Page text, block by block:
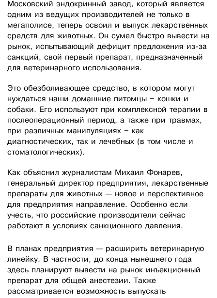
Московский эндокринный завод, который является
одним из ведущих производителей не только в
мегаполисе, теперь освоил и выпуск лекарственных
средств для животных. Он сумел быстро вывести на
рынок, испытывающий дефицит предложения из-за
санкций, свой первый препарат, предназначенный
для ветеринарного использования.
Это обезболивающее средство, в котором могут
нуждаться наши домашние питомцы – кошки и
собаки. Его используют при комплексной терапии в
послеоперационный период, а также при травмах,
при различных манипуляциях – как
диагностических, так и лечебных (в том числе и
стоматологических).
Как объяснил журналистам Михаил Фонарев,
генеральный директор предприятия, лекарственные
препараты для животных — новое и перспективное
для предприятия направление. Особенно если
учесть, что российские производители сейчас
работают в условиях санкционного давления.
В планах предприятия — расширить ветеринарную
линейку. В частности, до конца нынешнего года
здесь планируют вывести на рынок инъекционный
препарат для общей анестезии. Также
рассматривается возможность выпускать